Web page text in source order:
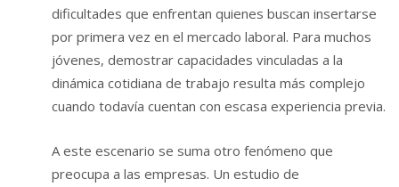
dificultades que enfrentan quienes buscan insertarse
por primera vez en el mercado laboral. Para muchos
jóvenes, demostrar capacidades vinculadas a la
dinámica cotidiana de trabajo resulta más complejo
cuando todavía cuentan con escasa experiencia previa.
A este escenario se suma otro fenómeno que
preocupa a las empresas. Un estudio de